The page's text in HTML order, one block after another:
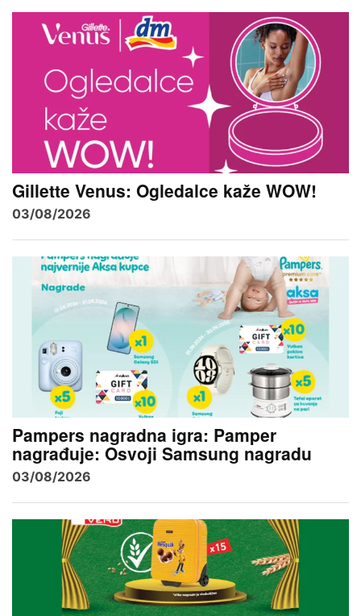
Gillette Venus: Ogledalce kaže WOW!
03/08/2026
Pampers nagradna igra: Pamper
nagrađuje: Osvoji Samsung nagradu
03/08/2026